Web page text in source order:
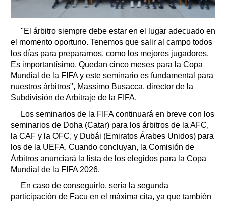
"El árbitro siempre debe estar en el lugar adecuado en
el momento oportuno. Tenemos que salir al campo todos
los días para prepararnos, como los mejores jugadores.
Es importantísimo. Quedan cinco meses para la Copa
Mundial de la FIFA y este seminario es fundamental para
nuestros árbitros", Massimo Busacca, director de la
Subdivisión de Arbitraje de la FIFA.
Los seminarios de la FIFA continuará en breve con los
seminarios de Doha (Catar) para los árbitros de la AFC,
la CAF y la OFC, y Dubái (Emiratos Árabes Unidos) para
los de la UEFA. Cuando concluyan, la Comisión de
Árbitros anunciará la lista de los elegidos para la Copa
Mundial de la FIFA 2026.
En caso de conseguirlo, sería la segunda
participación de Facu en el máxima cita, ya que también